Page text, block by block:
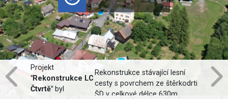
Projekt
"Rekonstrukce LC
Čtvrtě" byl
Rekonstrukce stávající lesní
cesty s povrchem ze štěrkodrti
ŠD v celkové délce 630m,